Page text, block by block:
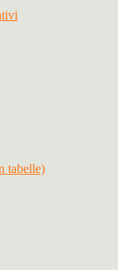
tabelle)